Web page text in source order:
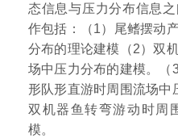
态信息与压力分布信息
作包括：（1）尾鳍摆动
分布的理论建模（2）双
场中压力分布的建模。（
形队形直游时周围流场中
双机器鱼转弯游动时周
模。